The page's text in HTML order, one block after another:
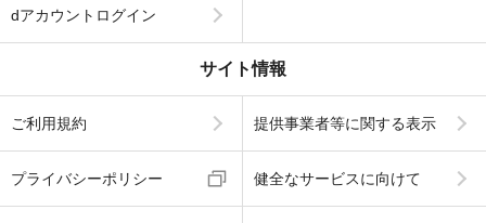
dアカウントログイン
サイト情報
ご利用規約 提供事業者等に関する表示
プライバシーポリシー 健全なサービスに向けて